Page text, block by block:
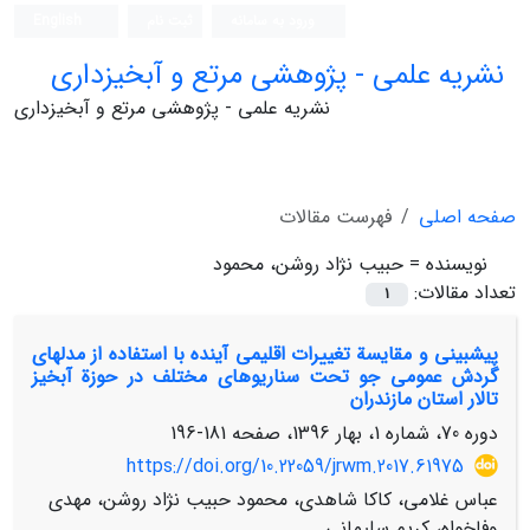
نشریه علمی - پژوهشی مرتع و آبخیزداری
نشریه علمی - پژوهشی مرتع و آبخیزداری
صفحه اصلی
فهرست مقالات
نویسنده = حبیب نژاد روشن، محمود
تعداد مقالات:
1
پیش‏بینی و مقایسة تغییرات اقلیمی آینده با استفاده از مدل‏های
گردش عمومی جو تحت سناریوهای مختلف در حوزة آبخیز
تالار استان مازندران
دوره 70، شماره 1، بهار 1396، صفحه
181-196
https://doi.org/10.22059/jrwm.2017.61975
عباس غلامی، کاکا شاهدی، محمود حبیب نژاد روشن، مهدی